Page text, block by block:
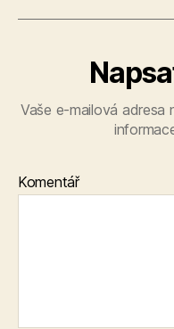
Vaše e-mailová adresa
Komentář